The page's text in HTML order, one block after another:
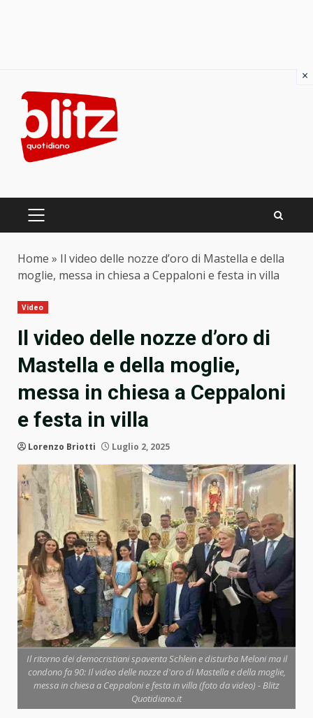
content
PRIMARY
Home » Il video delle nozze d’oro di Mastella e della
moglie, messa in chiesa a Ceppaloni e festa in villa
Video
Il video delle nozze d’oro di
Mastella e della moglie,
messa in chiesa a Ceppaloni
e festa in villa
Lorenzo Briotti Luglio 2, 2025
Il ritorno dei democristiani spaventa Schlein e disturba Meloni ma il
condono fa 90: Il video delle nozze d'oro di Mastella e della moglie,
messa in chiesa a Ceppaloni e festa in villa (foto da video) - Blitz
Quotidiano.it
×